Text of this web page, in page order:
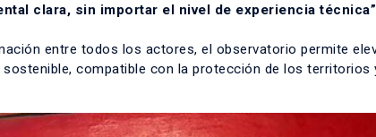
clara, sin importar el nivel de experiencia
entre todos los actores, el observatorio permite
sostenible, compatible con la protección de los territorios